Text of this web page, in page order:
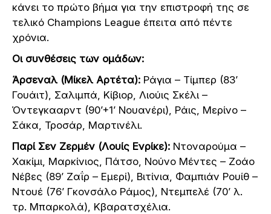
κάνει το πρώτο βήμα για την επιστροφή της σε
τελικό Champions League έπειτα από πέντε
χρόνια.
Οι συνθέσεις των ομάδων:
Άρσεναλ (Μίκελ Αρτέτα): Ράγια – Τίμπερ (83’
Γουάιτ), Σαλιμπά, Κίβιορ, Λιούις Σκέλι –
Όντεγκααρντ (90’+1’ Νουανέρι), Ράις, Μερίνο –
Σάκα, Τροσάρ, Μαρτινέλι.
Παρί Σεν Ζερμέν (Λουίς Ενρίκε): Ντοναρούμα –
Χακίμι, Μαρκίνιος, Πάτσο, Νούνο Μέντες – Ζοάο
Νέβες (89’ Ζαΐρ – Εμερί), Βιτίνια, Φαμπιάν Ρουίθ –
Ντουέ (76’ Γκονσάλο Ράμος), Ντεμπελέ (70’ λ.
τρ. Μπαρκολά), Κβαρατσχέλια.